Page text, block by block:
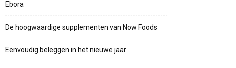
Ebora
De hoogwaardige supplementen van Now Foods
Eenvoudig beleggen in het nieuwe jaar